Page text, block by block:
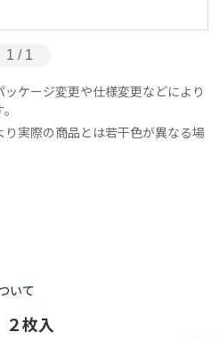
1 / 1
ケージ変更や仕様変更などにより
実際の商品とは若干色が異なる場
いて
枚入